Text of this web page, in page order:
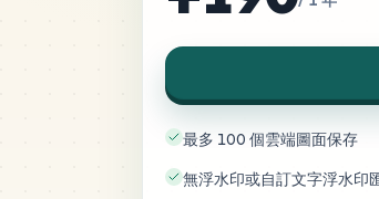
最多 100 個雲端圖面保存
無浮水印或自訂文字浮水印